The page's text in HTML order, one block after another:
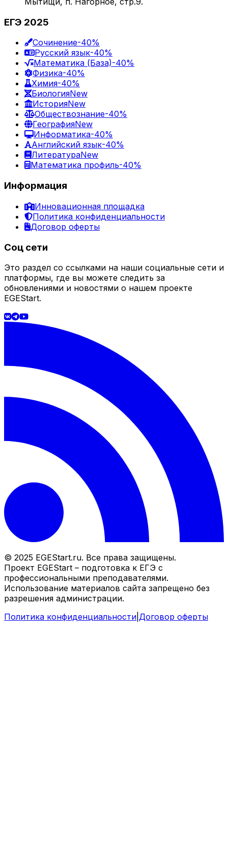
ЕГЭ 2025
Сочинение-40%
Русский язык-40%
Математика (База)-40%
Физика-40%
Химия-40%
БиологияNew
ИсторияNew
Обществознание-40%
ГеографияNew
Информатика-40%
Английский язык-40%
ЛитератураNew
Математика профиль-40%
Информация
Инновационная площадка
Политика конфиденциальности
Договор оферты
Соц сети
Это раздел со ссылками на наши социальные сети и
платформы, где вы можете следить за
обновлениями и новостями о нашем проекте
EGEStart.
© 2025 EGEStart.ru. Все права защищены.
Проект EGEStart – подготовка к ЕГЭ с
профессиональными преподавателями.
Использование материалов сайта запрещено без
разрешения администрации.
Политика конфиденциальности Договор оферты